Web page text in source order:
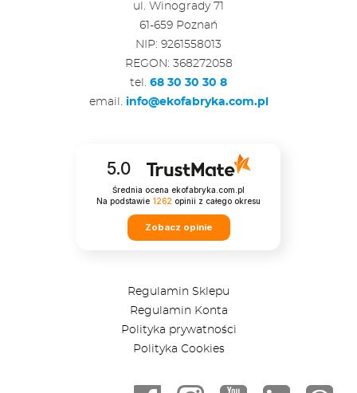
ul. Winogrady 71
61-659 Poznań
NIP: 9261558013
REGON: 368272058
tel. 68 30 30 30 8
email. info@ekofabryka.com.pl
5.0
Średnia ocena ekofabryka.com.pl
Na podstawie 1262 opinii z całego okresu
Zobacz opinie
Regulamin Sklepu
Regulamin Konta
Polityka prywatności
Polityka Cookies